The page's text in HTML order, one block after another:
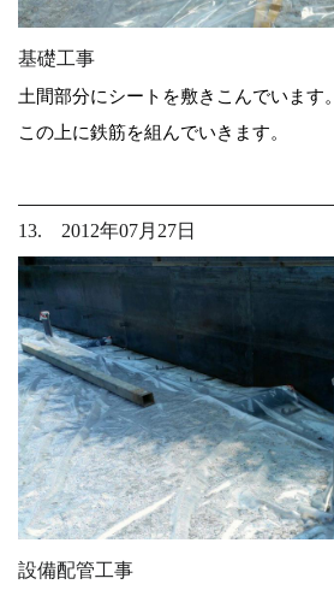
基礎工事
土間部分にシートを敷きこんでいます。
この上に鉄筋を組んでいきます。
13. 2012年07月27日
設備配管工事